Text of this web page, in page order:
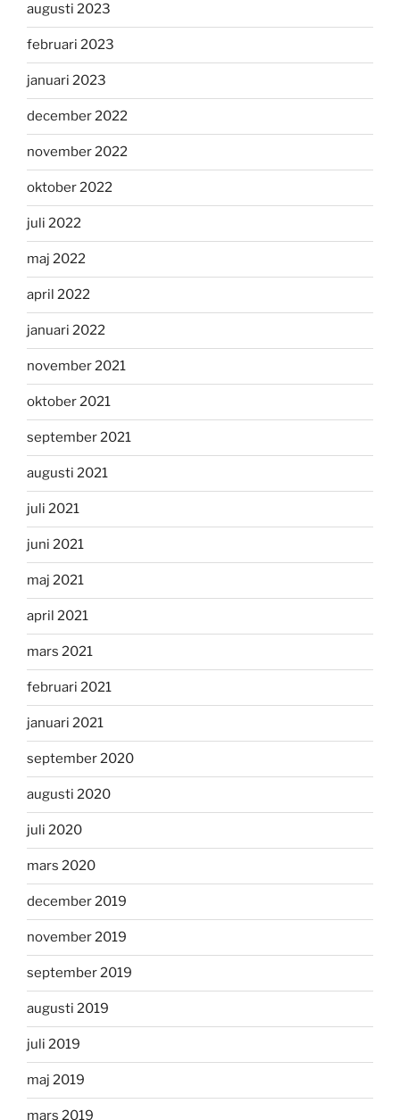
augusti 2023
februari 2023
januari 2023
december 2022
november 2022
oktober 2022
juli 2022
maj 2022
april 2022
januari 2022
november 2021
oktober 2021
september 2021
augusti 2021
juli 2021
juni 2021
maj 2021
april 2021
mars 2021
februari 2021
januari 2021
september 2020
augusti 2020
juli 2020
mars 2020
december 2019
november 2019
september 2019
augusti 2019
juli 2019
maj 2019
mars 2019